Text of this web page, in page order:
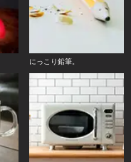
にっこり鉛筆。